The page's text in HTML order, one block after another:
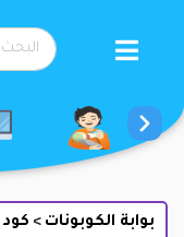
بوابة الكوبونات >